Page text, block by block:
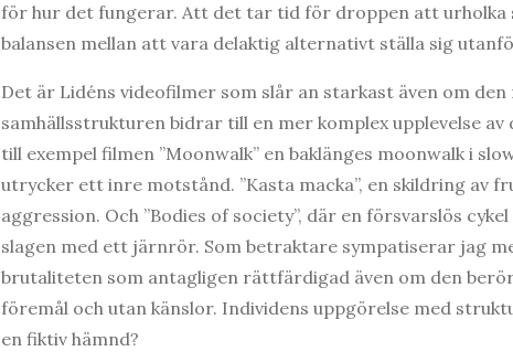
för hur det fungerar. Att det tar tid för droppen att
balansen mellan att vara delaktig alternativt ställa sig
Det är Lidéns videofilmer som slår an starkast även om
samhällsstrukturen bidrar till en mer komplex upplevelse av
till exempel filmen ”Moonwalk” en baklänges moonwalk i
utrycker ett inre motstånd. ”Kasta macka”, en skildring av
aggression. Och ”Bodies of society”, där en försvarslös
slagen med ett järnrör. Som betraktare sympatiserar jag
brutaliteten som antagligen rättfärdigad även om den
föremål och utan känslor. Individens uppgörelse med
en fiktiv hämnd?